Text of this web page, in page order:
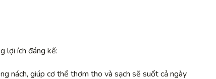
lợi ích đáng kể:
nách, giúp cơ thể thơm tho và sạch sẽ suốt cả ngày